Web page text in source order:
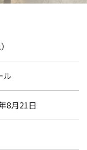
ル
8月21日